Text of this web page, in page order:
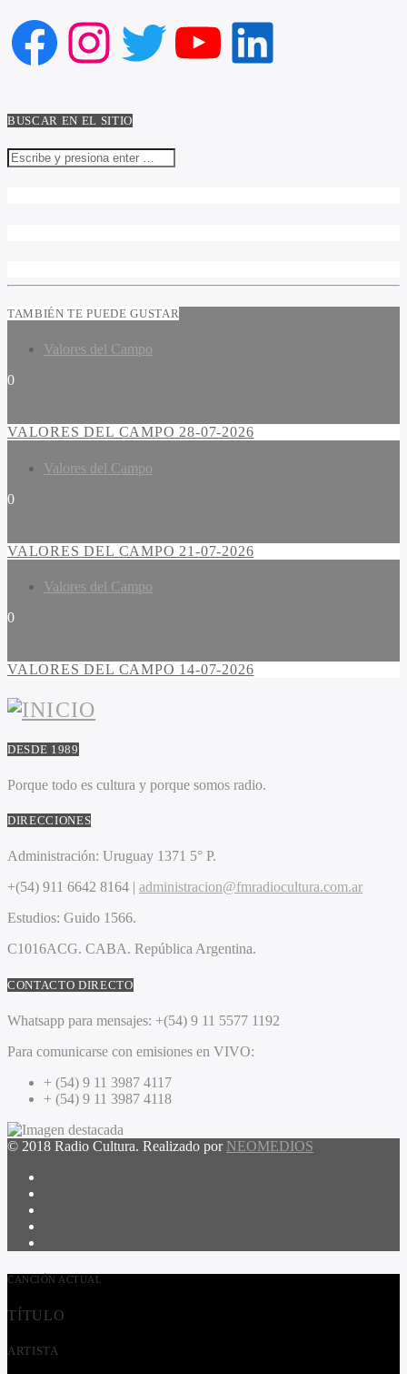
Facebook
Instagram
Twitter
YouTube
LinkedIn
BUSCAR EN EL SITIO
TAMBIÉN TE PUEDE GUSTAR
Valores del Campo
0
VALORES DEL CAMPO 28-07-2026
Valores del Campo
0
VALORES DEL CAMPO 21-07-2026
Valores del Campo
0
VALORES DEL CAMPO 14-07-2026
DESDE 1989
Porque todo es cultura y porque somos radio.
DIRECCIONES
Administración: Uruguay 1371 5° P.
+(54) 911 6642 8164 | administracion@fmradiocultura.com.ar
Estudios: Guido 1566.
C1016ACG. CABA. República Argentina.
CONTACTO DIRECTO
Whatsapp para mensajes: +(54) 9 11 5577 1192
Para comunicarse con emisiones en VIVO:
+ (54) 9 11 3987 4117
+ (54) 9 11 3987 4118
© 2018 Radio Cultura. Realizado por NEOMEDIOS
CANCIÓN ACTUAL
TÍTULO
ARTISTA